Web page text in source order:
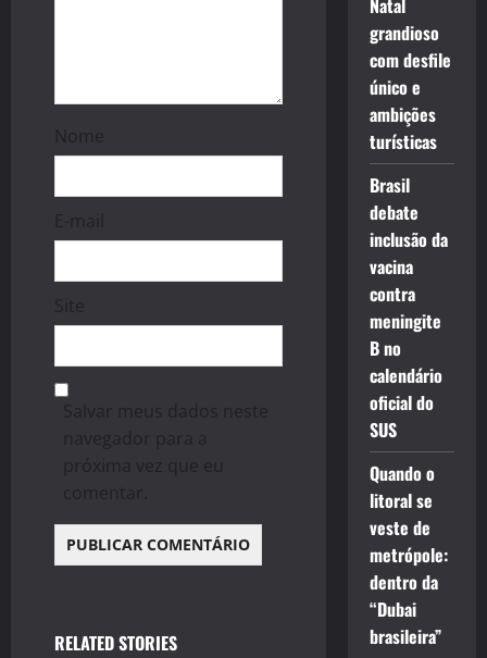
Nome
E-mail
Site
Salvar meus dados neste
navegador para a
próxima vez que eu
comentar.
RELATED STORIES
Natal
grandioso
com desfile
único e
ambições
turísticas
Brasil
debate
inclusão da
vacina
contra
meningite
B no
calendário
oficial do
SUS
Quando o
litoral se
veste de
metrópole:
dentro da
“Dubai
brasileira”